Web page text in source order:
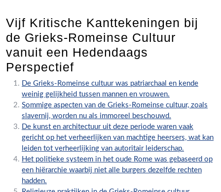
Vijf Kritische Kanttekeningen bij
de Grieks-Romeinse Cultuur
vanuit een Hedendaags
Perspectief
De Grieks-Romeinse cultuur was patriarchaal en kende
weinig gelijkheid tussen mannen en vrouwen.
Sommige aspecten van de Grieks-Romeinse cultuur, zoals
slavernij, worden nu als immoreel beschouwd.
De kunst en architectuur uit deze periode waren vaak
gericht op het verheerlijken van machtige heersers, wat kan
leiden tot verheerlijking van autoritair leiderschap.
Het politieke systeem in het oude Rome was gebaseerd op
een hiërarchie waarbij niet alle burgers dezelfde rechten
hadden.